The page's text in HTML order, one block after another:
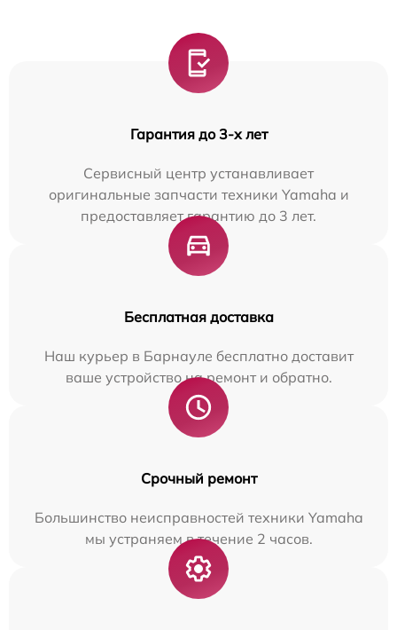
Гарантия до 3-х лет
Сервисный центр устанавливает
оригинальные запчасти техники Yamaha и
предоставляет гарантию до 3 лет.
Бесплатная доставка
Наш курьер в Барнауле бесплатно доставит
ваше устройство на ремонт и обратно.
Срочный ремонт
Большинство неисправностей техники Yamaha
мы устраняем в течение 2 часов.